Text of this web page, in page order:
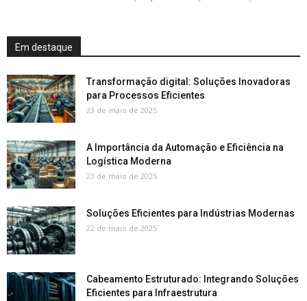
Em destaque
Transformação digital: Soluções Inovadoras
para Processos Eficientes
23 de maio de 2025
A Importância da Automação e Eficiência na
Logística Moderna
23 de maio de 2025
Soluções Eficientes para Indústrias Modernas
22 de maio de 2025
Cabeamento Estruturado: Integrando Soluções
Eficientes para Infraestrutura